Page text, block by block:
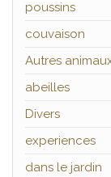
poussins
couvaison
Autres
abeilles
Divers
experiences
dans le jardin